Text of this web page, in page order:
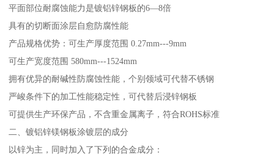
平面部位耐腐蚀能力是镀铝锌钢板的6—8倍
具有的切断面涂层自愈防腐性能
产品规格优势：可生产厚度范围 0.27mm---9mm
可生产宽度范围 580mm---1524mm
拥有优异的耐碱性防腐蚀性能，个别领域可代替不锈钢
严峻条件下的加工性能稳定性，可代替后浸锌钢板
可提供生产环保产品，不含重金属离子，符合ROHS标准
二、镀铝锌镁钢板涂镀层的成分
以锌为主，同时加入了下列的合金成分：